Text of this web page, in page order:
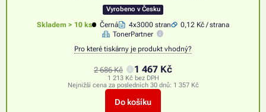
Vyrobeno v Česku
Skladem > 10 ks Černá 4x3000 stran
0,12 Kč / strana
TonerPartner
Pro které tiskárny je produkt vhodný?
2 686 Kč 1 467 Kč
1 213 Kč bez DPH
Nejnižší cena za posledních 30 dnů: 1 357 Kč
Do košíku